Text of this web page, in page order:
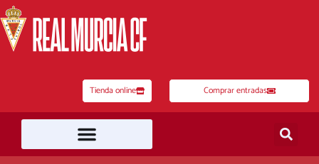
al
contenido
Tienda online Comprar entradas